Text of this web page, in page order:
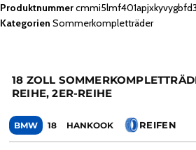
Produktnummer
Kategorien Sommerkompletträder
18 ZOLL
REIHE, 2ER-REIHE
BMW 18 HANKOOK REIFEN